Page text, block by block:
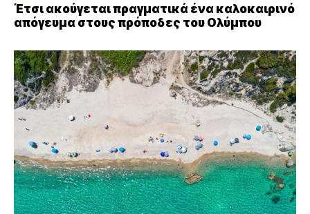
Έτσι ακούγεται πραγματικά ένα καλοκαιρινό
απόγευμα στους πρόποδες του Ολύμπου